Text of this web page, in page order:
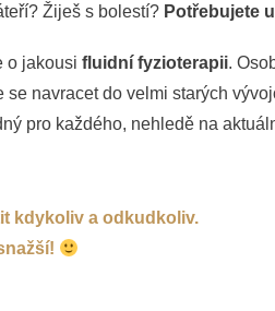
Žiješ s bolestí? Potřebujete
o jakousi fluidní fyzioterapii.
se navracet do velmi starých
pro každého, nehledě na
kdykoliv a odkudkoliv.